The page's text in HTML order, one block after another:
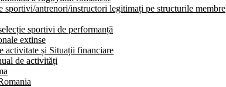
sportivi/antrenori/instructori legitimați pe structurile membre
sportivi de performanță
extinse
activitate și Situații financiare
de activități